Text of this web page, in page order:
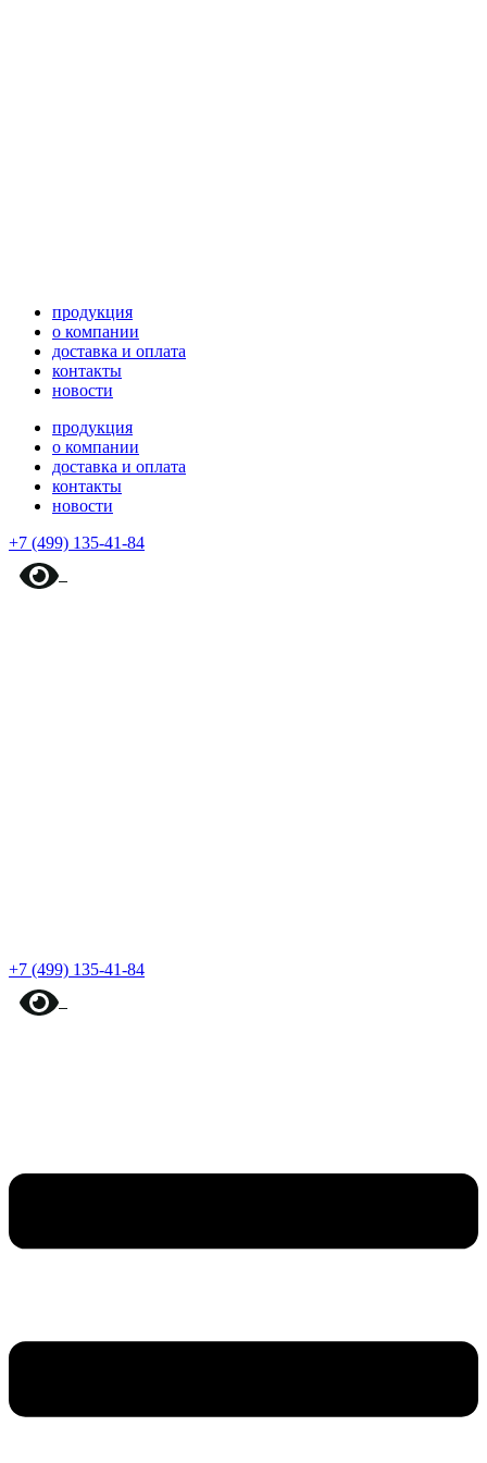
продукция
о компании
доставка и оплата
контакты
новости
продукция
о компании
доставка и оплата
контакты
новости
+7 (499) 135-41-84
+7 (499) 135-41-84